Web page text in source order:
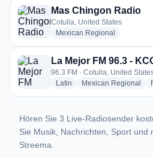
Mas Chingon Radio
Cotulla, United States
Mexican Regional
La Mejor FM 96.3 -
96.3 FM · Cotulla, United
Latin radio stations
Mexican Regional
Hören Sie 3 Live-Radiosender
Sie Musik, Nachrichten, Sport und
Streema.